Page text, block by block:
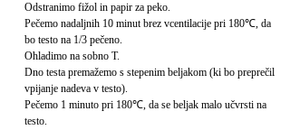
Odstranimo fižol in papir za peko.
Pečemo nadaljnih 10 minut brez vcentilacije pri 180℃, da
bo testo na 1/3 pečeno.
Ohladimo na sobno T.
Dno testa premažemo s stepenim beljakom (ki bo preprečil
vpijanje nadeva v testo).
Pečemo 1 minuto pri 180℃, da se beljak malo učvrsti na
testo.